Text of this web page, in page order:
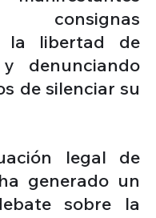
consignas
la libertad de
denunciando
de silenciar su
legal de
generado un
sobre la